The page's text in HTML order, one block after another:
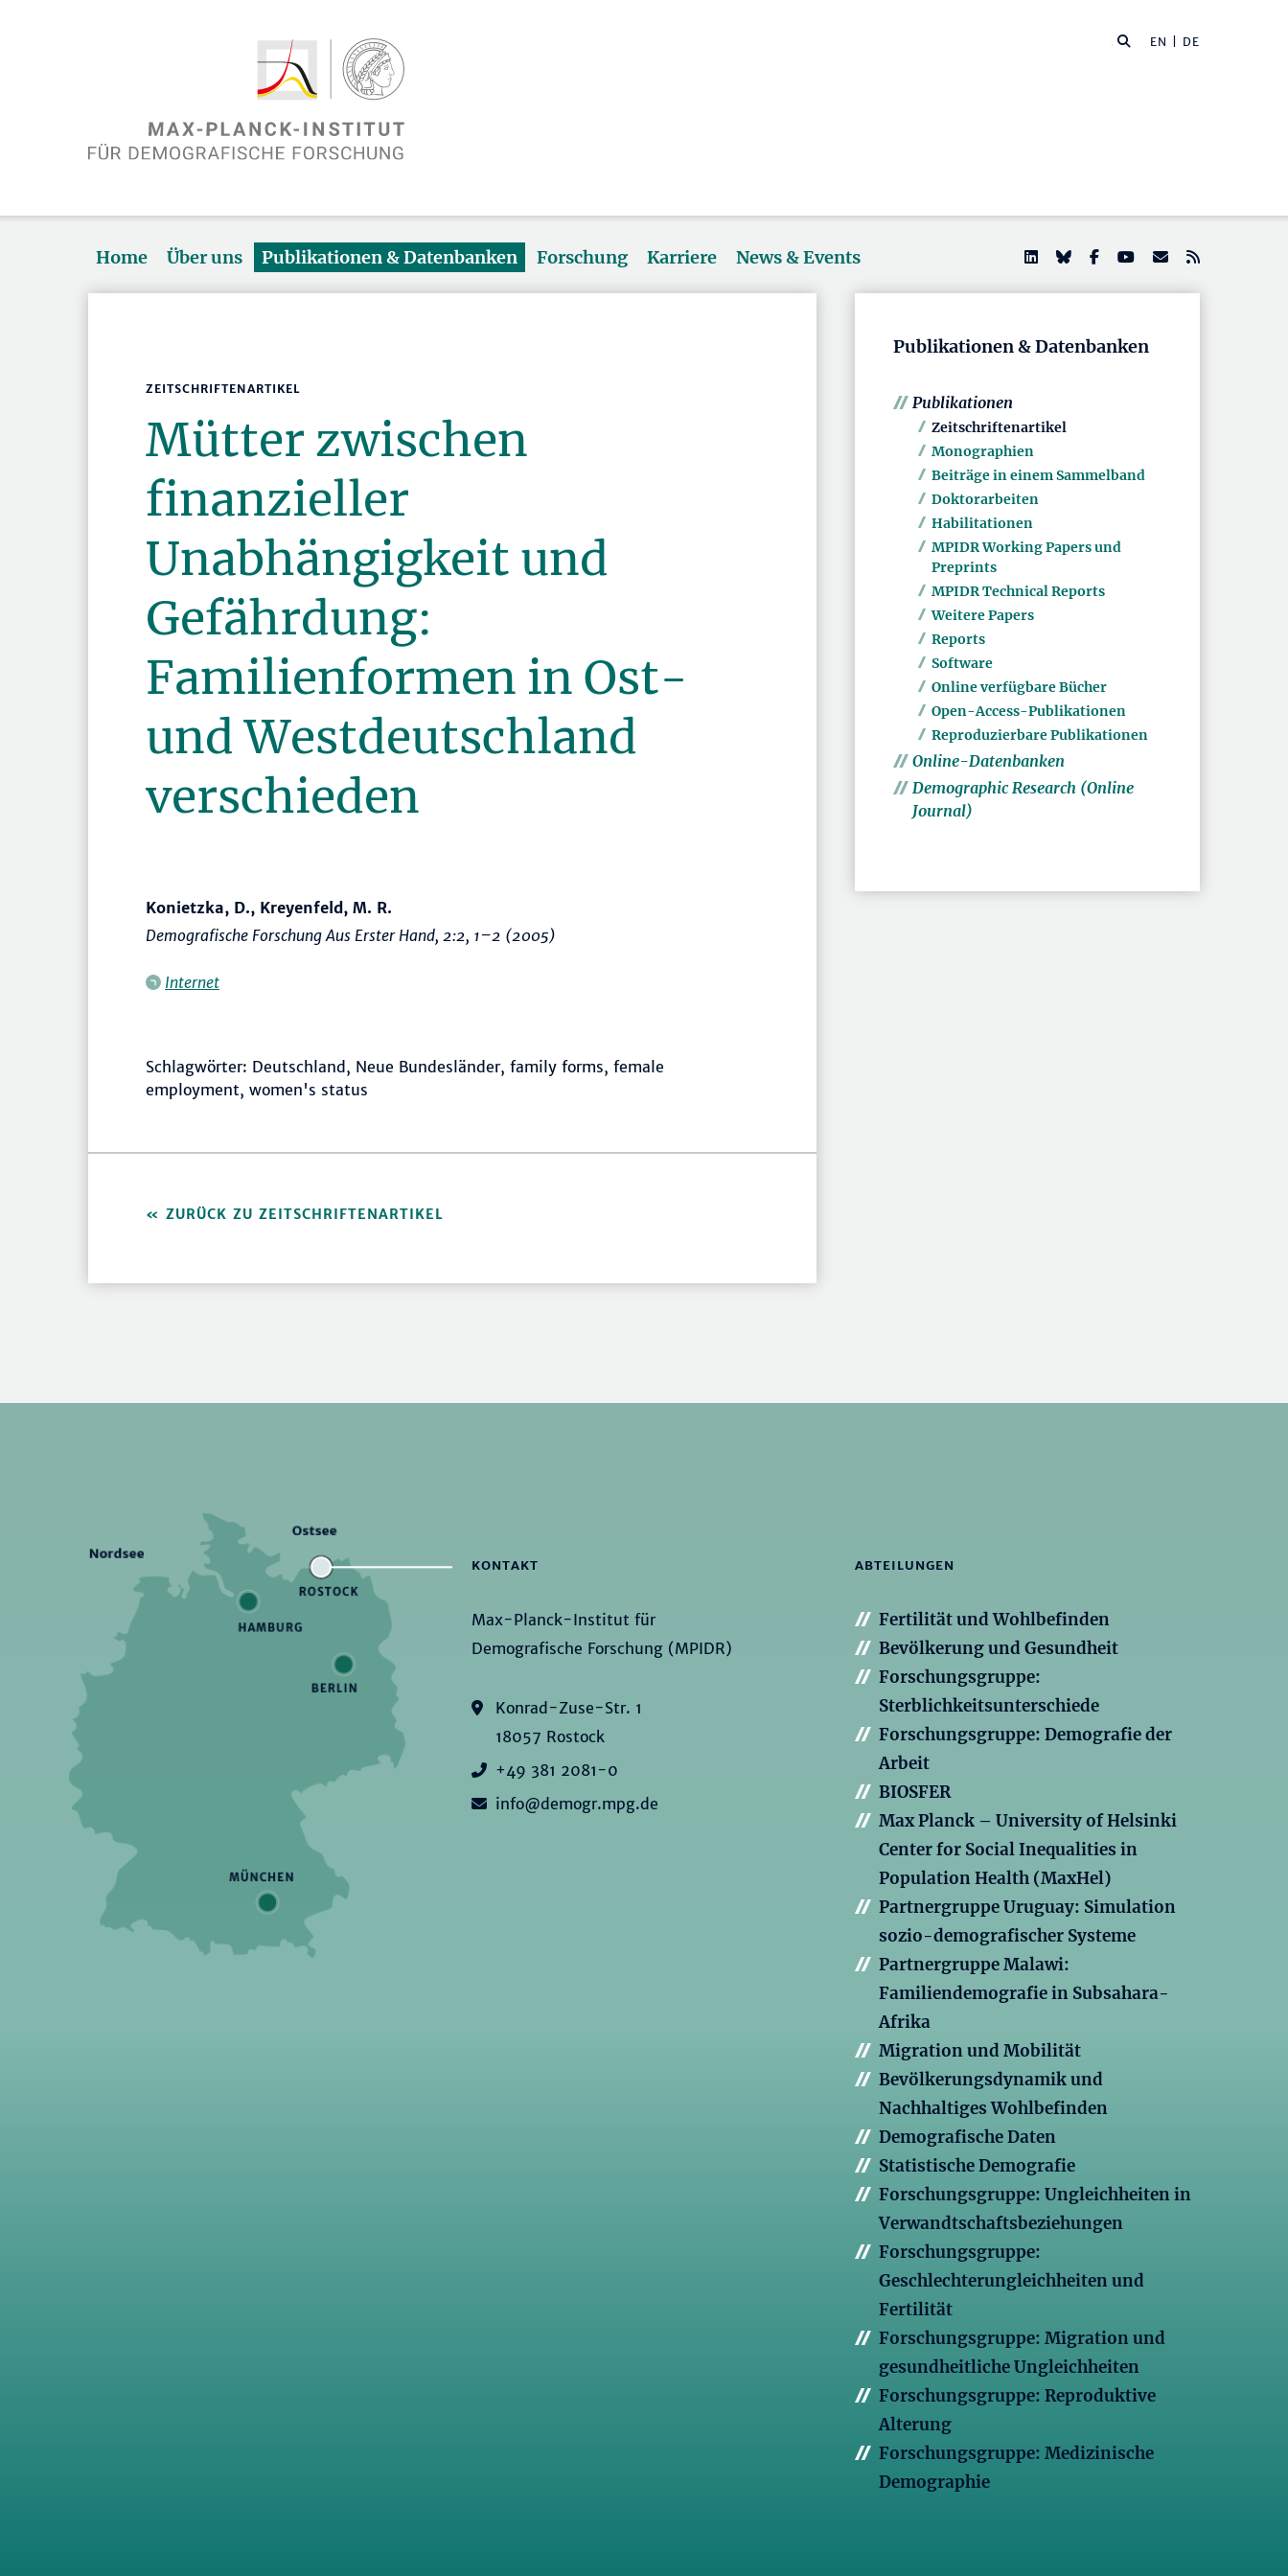
EN | DE
Home Über uns Publikationen & Datenbanken Forschung Karriere News & Events
ZEITSCHRIFTENARTIKEL
Mütter zwischen
finanzieller
Unabhängigkeit und
Gefährdung:
Familienformen in Ost-
und Westdeutschland
verschieden
Konietzka, D., Kreyenfeld, M. R.
Demografische Forschung Aus Erster Hand, 2:2, 1–2 (2005)
Internet
Schlagwörter: Deutschland, Neue Bundesländer, family forms, female
employment, women's status
ZURÜCK ZU ZEITSCHRIFTENARTIKEL
Publikationen & Datenbanken
Publikationen
Zeitschriftenartikel
Monographien
Beiträge in einem Sammelband
Doktorarbeiten
Habilitationen
MPIDR Working Papers und
Preprints
MPIDR Technical Reports
Weitere Papers
Reports
Software
Online verfügbare Bücher
Open-Access-Publikationen
Reproduzierbare Publikationen
Online-Datenbanken
Demographic Research (Online
Journal)
KONTAKT
Max-Planck-Institut für
Demografische Forschung (MPIDR)
Konrad-Zuse-Str. 1
18057 Rostock
+49 381 2081-0
info@demogr.mpg.de
ABTEILUNGEN
Fertilität und Wohlbefinden
Bevölkerung und Gesundheit
Forschungsgruppe:
Sterblichkeitsunterschiede
Forschungsgruppe: Demografie der
Arbeit
BIOSFER
Max Planck – University of Helsinki
Center for Social Inequalities in
Population Health (MaxHel)
Partnergruppe Uruguay: Simulation
sozio-demografischer Systeme
Partnergruppe Malawi:
Familiendemografie in Subsahara-
Afrika
Migration und Mobilität
Bevölkerungsdynamik und
Nachhaltiges Wohlbefinden
Demografische Daten
Statistische Demografie
Forschungsgruppe: Ungleichheiten in
Verwandtschaftsbeziehungen
Forschungsgruppe:
Geschlechterungleichheiten und
Fertilität
Forschungsgruppe: Migration und
gesundheitliche Ungleichheiten
Forschungsgruppe: Reproduktive
Alterung
Forschungsgruppe: Medizinische
Demographie